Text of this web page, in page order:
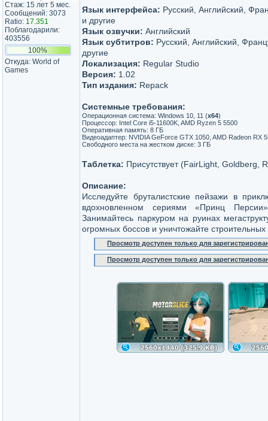
Стаж: 15 лет 5 мес.
Сообщений: 3073
Ratio: 17.351
Поблагодарили:
403556
100%
Откуда: World of
Games
Язык интерфейса: Русский, Английский,
и другие
Язык озвучки: Английский
Язык субтитров: Русский, Английский,
другие
Локализация: Regular Studio
Версия: 1.02
Тип издания: Repack
Системные требования:
Операционная система: Windows 10, 11 (х64)
Процессор: Intel Core i5-11600K, AMD Ryzen 5 5500
Оперативная память: 8 ГБ
Видеоадаптер: NVIDIA GeForce GTX 1050, AMD Radeon RX
Свободного места на жестком диске: 3 ГБ
Таблетка: Присутствует (FairLight, Goldberg,
Описание:
Исследуйте бруталистские пейзажи в
вдохновленном сериями «Принц
Занимайтесь паркуром на руинах
огромных боссов и уничтожайте
Просмотр доступен только для
Просмотр доступен только для